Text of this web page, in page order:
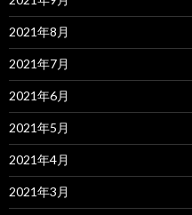
2021年8月
2021年7月
2021年6月
2021年5月
2021年4月
2021年3月